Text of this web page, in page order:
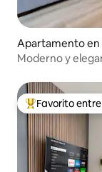
Apartamento
Moderno y
Favorito entre
Favorito